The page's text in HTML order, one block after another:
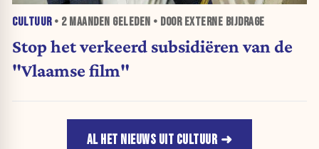
CULTUUR• 2 MAANDEN GELEDEN • DOOR EXTERNE BIJDRAGE
Stop het verkeerd subsidiëren van de
"Vlaamse film"
AL HET NIEUWS UIT CULTUUR